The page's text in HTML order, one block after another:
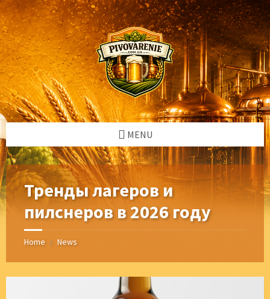
Skip
to
content
Skip
to
left
sidebar
Skip
to
right
sidebar
Skip
to
footer
MENU
Тренды лагеров и
пилснеров в 2026 году
Home / News